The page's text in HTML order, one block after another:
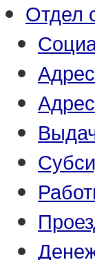
Отдел